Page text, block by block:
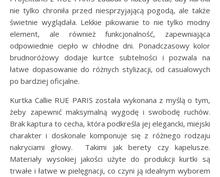
nie tylko chroniła przed niesprzyjającą pogodą, ale także
świetnie wyglądała. Lekkie pikowanie to nie tylko modny
element, ale również funkcjonalność, zapewniająca
odpowiednie ciepło w chłodne dni. Ponadczasowy kolor
brudnoróżowy dodaje kurtce subtelności i pozwala na
łatwe dopasowanie do różnych stylizacji, od casualowych
po bardziej oficjalne.
Kurtka Callie RUE PARIS została wykonana z myślą o tym,
żeby zapewnić maksymalną wygodę i swobodę ruchów.
Brak kaptura to cecha, która podkreśla jej elegancki, miejski
charakter i doskonale komponuje się z różnego rodzaju
nakryciami głowy. Takimi jak berety czy kapelusze.
Materiały wysokiej jakości użyte do produkcji kurtki są
trwałe i łatwe w pielęgnacji, co czyni ją idealnym wyborem